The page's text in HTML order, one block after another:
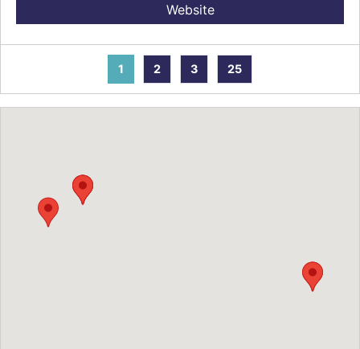
Website
1 2 3 25